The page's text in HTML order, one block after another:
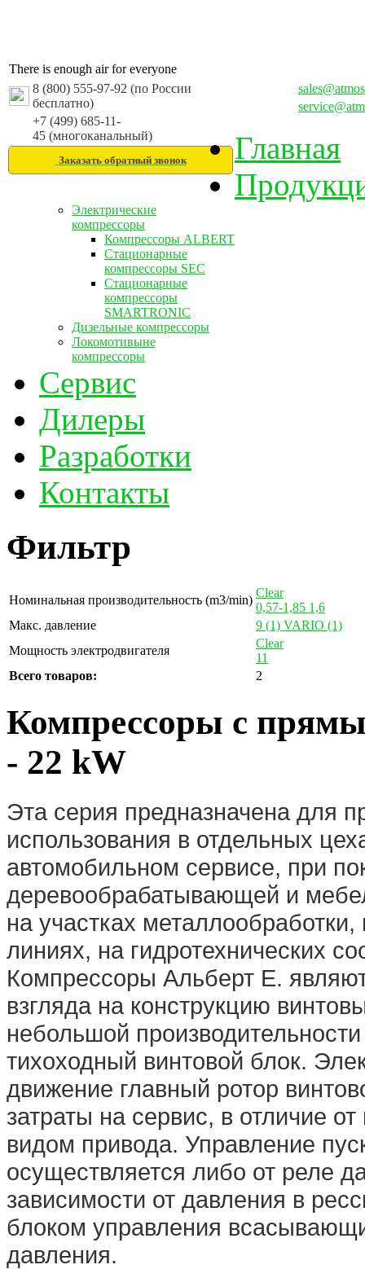
There is enough air for everyone
8 (800) 555-97-92 (по России
бесплатно)
+7 (499) 685-11-
45 (многоканальный)
Заказать обратный звонок
Главная
Электрические
компрессоры
Компрессоры ALBERT
Стационарные
компрессоры SEC
Стационарные
компрессоры
SMARTRONIC
Дизельные компрессоры
Локомотивыне
компрессоры
Сервис
Дилеры
Разработки
Контакты
Фильтр
Номинальная производительность (m3/min)
Clear
0,57-1,85 1,6
Макс. давление
9 (1) VARIO (1)
Мощность электродвигателя
Clear
11
Всего товаров:
2
Компрессоры с
- 22 kW
Эта серия предназначена для
использования в отдельных
автомобильном сервисе, при
деревообрабатывающей и
на участках
линиях, на гидротехнических
Компрессоры Альберт E.
взгляда на конструкцию
небольшой
тихоходный винтовой блок.
движение главный ротор
затраты на сервис, в отличие
видом привода. Управление
осуществляется либо от реле
зависимости от давления в
блоком управления
давления.